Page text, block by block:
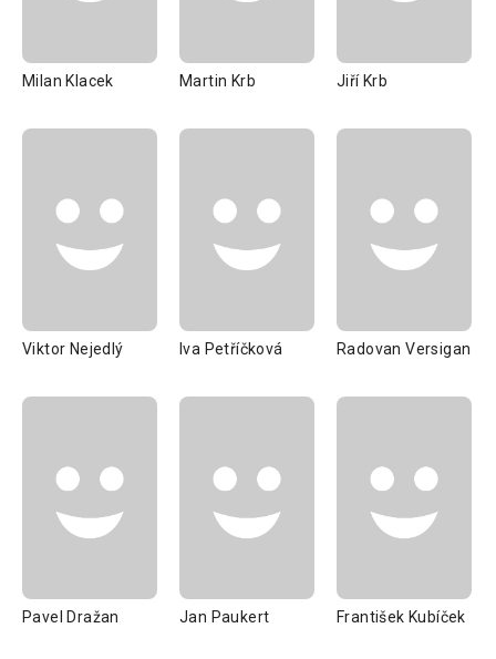
Milan Klacek Martin Krb Jiří Krb
Viktor Nejedlý Iva Petříčková Radovan Versigan
Pavel Dražan Jan Paukert František Kubíček